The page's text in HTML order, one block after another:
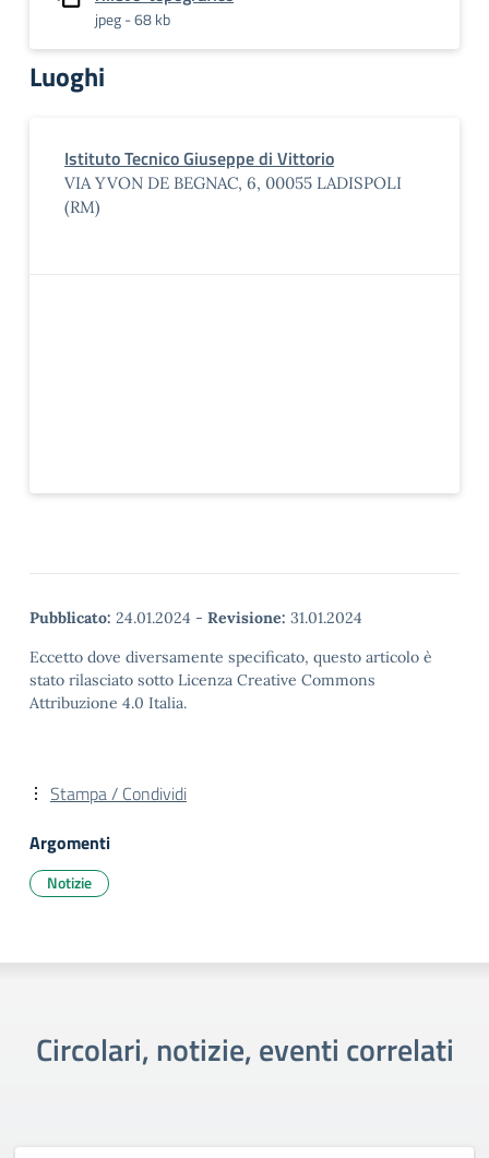
jpeg - 68 kb
Luoghi
Istituto Tecnico Giuseppe di Vittorio
VIA YVON DE BEGNAC, 6, 00055 LADISPOLI
(RM)
Pubblicato: 24.01.2024 - Revisione: 31.01.2024
Eccetto dove diversamente specificato, questo articolo è
stato rilasciato sotto Licenza Creative Commons
Attribuzione 4.0 Italia.
Stampa / Condividi
Argomenti
Notizie
Circolari, notizie, eventi correlati